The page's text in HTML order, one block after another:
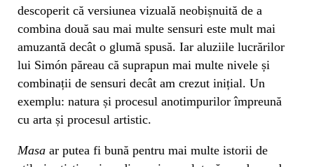
descoperit că versiunea vizuală neobișnuită de a
combina două sau mai multe sensuri este mult mai
amuzantă decât o glumă spusă. Iar aluziile lucrărilor
lui Simón păreau că suprapun mai multe nivele și
combinații de sensuri decât am crezut inițial. Un
exemplu: natura și procesul anotimpurilor împreună
cu arta și procesul artistic.
Masa ar putea fi bună pentru mai multe istorii de